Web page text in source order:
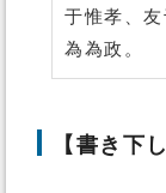
于惟孝、
為為政。
【書き下